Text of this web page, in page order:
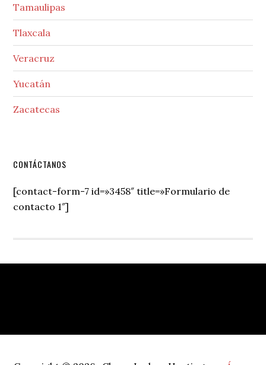
Tamaulipas
Tlaxcala
Veracruz
Yucatán
Zacatecas
Secondary
Sidebar
CONTÁCTANOS
[contact-form-7 id=»3458″ title=»Formulario de
contacto 1″]